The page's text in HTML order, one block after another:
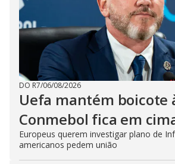
DO R7/06/08/2026
Uefa mantém boicote
Conmebol fica em
Europeus querem investigar plano de
americanos pedem união